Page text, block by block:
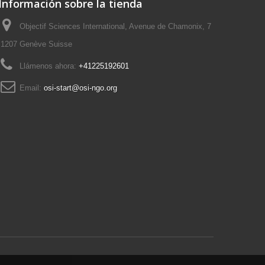
Información sobre la tienda
Objectif Sciences International, Avenue de Chamonix, 7
1207 Genève Suisse
Llámenos ahora: +41225192601
Email: osi-start@osi-ngo.org